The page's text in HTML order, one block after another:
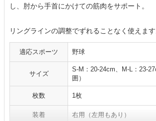
し、肘から手首にかけての筋肉をサポート。
リングラインの調整でずれることなく使えます
適応スポーツ 野球
サイズ
S-M：20-24cm、M-L：23-
囲）
枚数 1枚
装着 右用（左用もあり）